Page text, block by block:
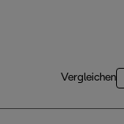
Vergleichen